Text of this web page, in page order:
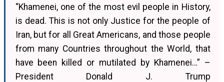
“Khamenei, one of the most evil people in History,
is dead. This is not only Justice for the people of
Iran, but for all Great Americans, and those people
from many Countries throughout the World, that
have been killed or mutilated by Khamenei…” –
President Donald J. Trump